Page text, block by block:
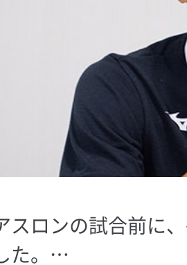
（26歳）
スロンの試合前に
。